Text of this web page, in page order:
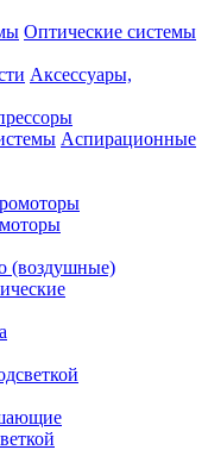
Оптические системы
Аксессуары,
Аспирационные
(воздушные)